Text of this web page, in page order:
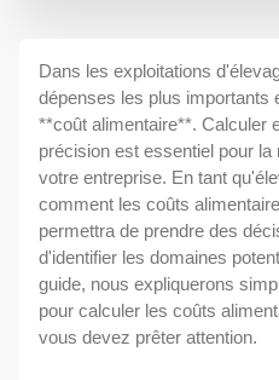
Dans les exploitations
dépenses les plus importants
**coût alimentaire**. Calculer
précision est essentiel pour la
votre entreprise. En tant
comment les coûts
permettra de prendre des
d'identifier les domaines
guide, nous expliquerons
pour calculer les coûts
vous devez prêter attention.